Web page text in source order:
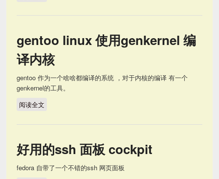
gentoo linux 使用genkernel 编
译内核
gentoo 作为一个啥啥都编译的系统 ，对于内核的编译 有一个
genkernel的工具。
阅读全文
好用的ssh 面板 cockpit
fedora 自带了一个不错的ssh 网页面板